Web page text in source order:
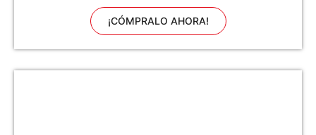
Niña de 3 a 12 años (X9 Rosa)
¡CÓMPRALO AHORA!